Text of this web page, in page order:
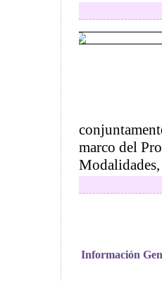
marco del
Información